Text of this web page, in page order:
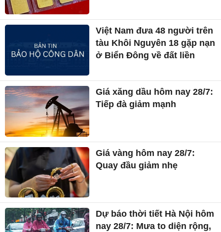
Việt Nam đưa 48 người trên
tàu Khôi Nguyên 18 gặp nạn
ở Biển Đông về đất liền
Giá xăng dầu hôm nay 28/7:
Tiếp đà giảm mạnh
Giá vàng hôm nay 28/7:
Quay đầu giảm nhẹ
Dự báo thời tiết Hà Nội hôm
nay 28/7: Mưa to diện rộng,